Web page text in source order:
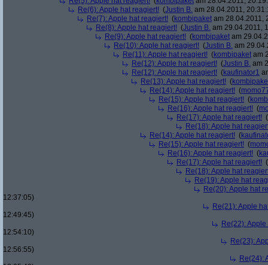
Re(6): Apple hat reagiert! (Justin B. am 28.04.2011,
Re(7): Apple hat reagiert! (kombipaket am 28.04.2011,
Re(8): Apple hat reagiert! (Justin B. am 29.04.2011,
Re(9): Apple hat reagiert! (kombipaket am
Re(10): Apple hat reagiert! (Justin B. am
Re(11): Apple hat reagiert! (kombipaket am
Re(12): Apple hat reagiert! (Justin B. am
Re(12): Apple hat reagiert! (kaufinator1
Re(13): Apple hat reagiert! (
Re(14): Apple hat reagiert! (
Re(15): Apple hat reagiert! (
Re(16): Apple hat reagiert! (
Re(17): Apple hat reagiert! (
Re(18): Apple hat
Re(14): Apple hat reagiert! (
Re(15): Apple hat reagiert! (
Re(16): Apple hat reagiert! (
Re(17): Apple hat reagiert! (
Re(18): Apple hat
Re(19): Apple hat
Re(20): Apple hat
12:37:05)
Re(21): Apple
12:49:45)
Re(22):
12:54:10)
Re(23):
12:56:55)
Re(24):